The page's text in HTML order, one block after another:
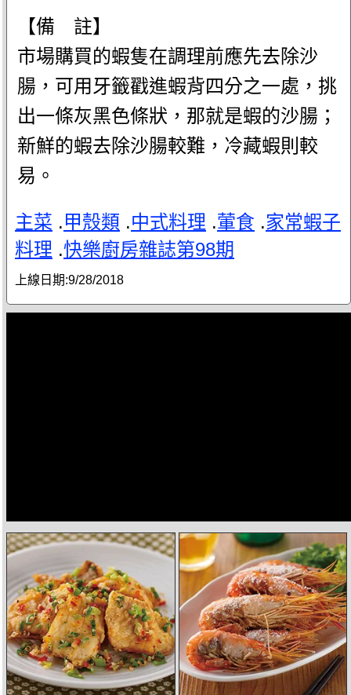
【備 註】
市場購買的蝦隻在調理前應先去除沙
腸，可用牙籤戳進蝦背四分之一處，挑
出一條灰黑色條狀，那就是蝦的沙腸；
新鮮的蝦去除沙腸較難，冷藏蝦則較
易。
主菜 .甲殼類 .中式料理 .葷食 .家常蝦子
料理 .快樂廚房雜誌第98期
上線日期:9/28/2018